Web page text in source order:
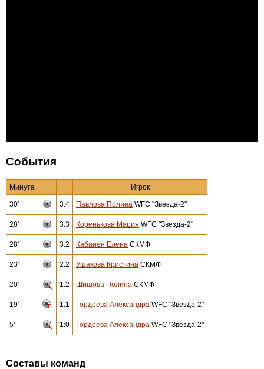
События
Минута Игрок
30' 3:4 Павлова Полина WFC "Звезда-2"
28' 3:3 Коренькова Мария WFC "Звезда-2"
28' 3:2 Кабанен Елена СКМФ
23' 2:2 Ушакова Кристина СКМФ
20' 1:2 Шишова Полина СКМФ
19' 1:1 Гордеева Александра WFC "Звезда-2"
5' 1:0 Гордеева Александра WFC "Звезда-2"
Составы команд